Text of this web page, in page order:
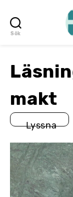
Sök
makt
Lyssna